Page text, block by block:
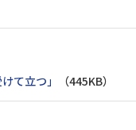
て立つ」
（445KB）